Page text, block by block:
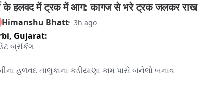
गोदाम संचालकों, वितरकों, होटल, रेस्तरां, कैटरर्स, क्लाउड किचन
फूड बिजनेस ऑपरेटर्स को इस आदेश का पालन करने के निर्देश दिए हैं।
में विशेष जांच अभियान चलाया जाएगा और आवश्यकता पड़ने पर उत्पाद जब्त
किए जाएंगे।
जब्त करने, उत्पाद नष्ट करने, आर्थिक दंड, लाइसेंस संबंधी कार्रवाई और
के हलवद में ट्रक में आग: कागज से भरे ट्रक जलकर राख
Himanshu Bhatt 3h ago
Gujarat:
બ્રેકિંગ
હળવદ તાલુકાના કડીયાણા કામ પાસે બનેલો બનાવ